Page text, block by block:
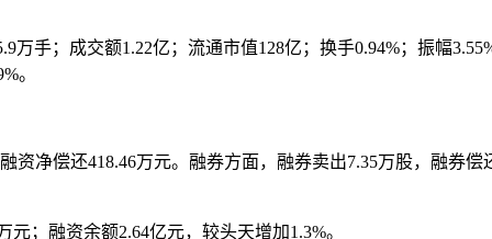
万手；成交额1.22亿；流通市值128亿；换手0.94%；振幅
。
资净偿还418.46万元。融券方面，融券卖出7.35万股，融券
；融资余额2.64亿元，较头天增加1.3%。